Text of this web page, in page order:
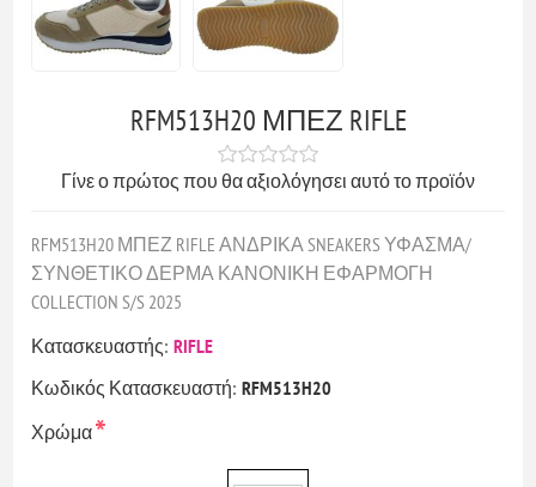
RFM513H20 ΜΠΕΖ RIFLE
Γίνε ο πρώτος που θα αξιολόγησει αυτό το προϊόν
RFM513H20 ΜΠΕΖ RIFLE ΑΝΔΡΙΚΑ SNEAKERS ΥΦΑΣΜΑ/
ΣΥΝΘΕΤΙΚΟ ΔΕΡΜΑ ΚΑΝΟΝΙΚΗ ΕΦΑΡΜΟΓΗ
COLLECTION S/S 2025
Κατασκευαστής: RIFLE
Κωδικός Κατασκευαστή: RFM513H20
Χρώμα*